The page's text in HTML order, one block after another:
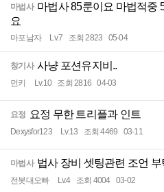
마법사 마법사 85룬이요 마법적중
요
마포남자 Lv.7 조회 2823 05-04
창기사 사냥 포션유지비..
먼키 Lv.10 조회 2816 04-03
요정 요정 무한 트리플과 인트
Dexysfor123 Lv.13 조회 4469 03-11
마법사 법사 장비 셋팅관련 조언
전봇대오빠 Lv.4 조회 4004 03-02